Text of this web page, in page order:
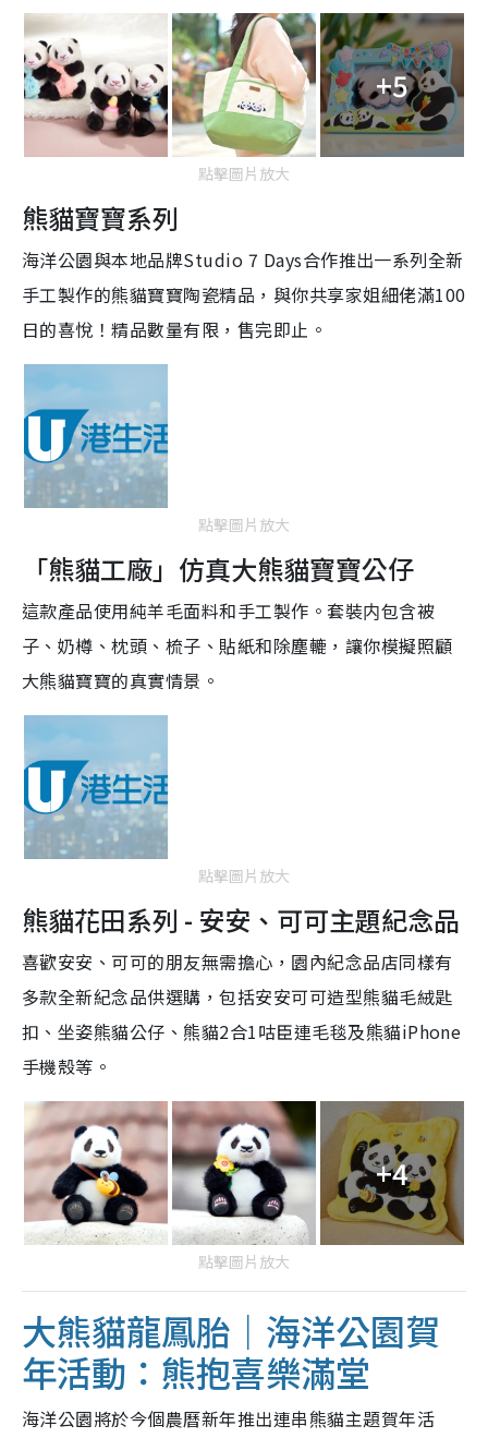
+5
點擊圖片放大
熊貓寶寶系列
海洋公園與本地品牌Studio 7 Days合作推出一系列全新
手工製作的熊貓寶寶陶瓷精品，與你共享家姐細佬滿100
日的喜悅！精品數量有限，售完即止。
點擊圖片放大
「熊貓工廠」仿真大熊貓寶寶公仔
這款產品使用純羊毛面料和手工製作。套裝内包含被
子、奶樽、枕頭、梳子、貼紙和除塵轆，讓你模擬照顧
大熊貓寶寶的真實情景。
點擊圖片放大
熊貓花田系列 - 安安、可可主題紀念品
喜歡安安、可可的朋友無需擔心，園內紀念品店同樣有
多款全新紀念品供選購，包括安安可可造型熊貓毛絨匙
扣、坐姿熊貓公仔、熊貓2合1咕臣連毛毯及熊貓iPhone
手機殼等。
+4
點擊圖片放大
大熊貓龍鳳胎｜海洋公園賀
年活動：熊抱喜樂滿堂
海洋公園將於今個農曆新年推出連串熊貓主題賀年活